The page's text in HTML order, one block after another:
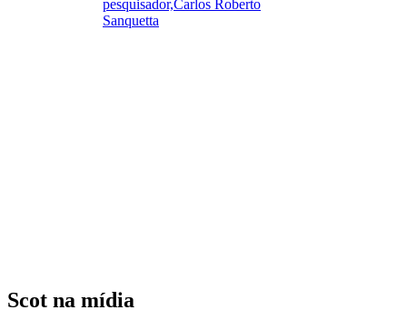
pesquisador,Carlos Roberto
Sanquetta
Scot na mídia